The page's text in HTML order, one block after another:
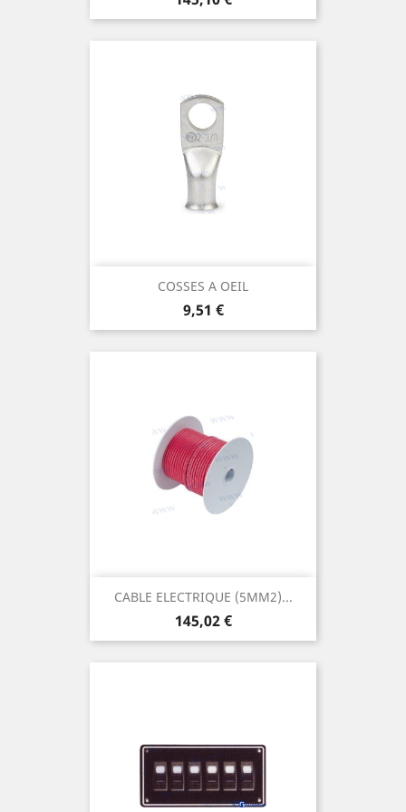
COSSES A OEIL
Prix
9,51 €
CABLE ELECTRIQUE (5MM2)...
Prix
145,02 €